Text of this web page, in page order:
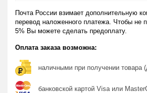
Почта России взимает дополнительную
перевод наложенного платежа. Чтобы не
5% Вы можете сделать предоплату.
Оплата заказа возможна:
наличными при получении товара
банковской картой Visa или